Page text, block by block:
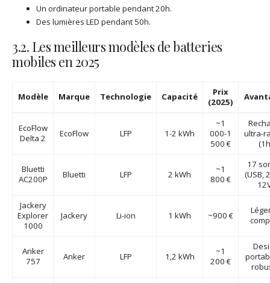
Un ordinateur portable pendant 20h.
Des lumières LED pendant 50h.
3.2. Les meilleurs modèles de batteries
mobiles en 2025
Modèle Marque Technologie Capacité
Prix
(2025)
EcoFlow
Delta 2
EcoFlow LFP 1-2 kWh
~1
000-1
500 €
ultra-
Bluetti
AC200P
Bluetti LFP 2 kWh
~1
800 €
17
(USB,
Jackery
Explorer
1000
Jackery Li-ion 1 kWh ~900 €
Anker
757
Anker LFP 1,2 kWh
~1
200 €